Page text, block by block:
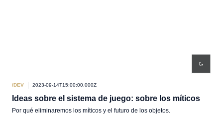
/DEV 2023-09-14T15:00:00.000Z
Ideas sobre el sistema de juego: sobre los míticos
Por qué eliminaremos los míticos y el futuro de los objetos.